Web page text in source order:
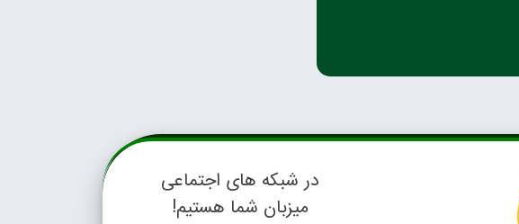
در شبکه های اجتماعی
میزبان شما هستیم!